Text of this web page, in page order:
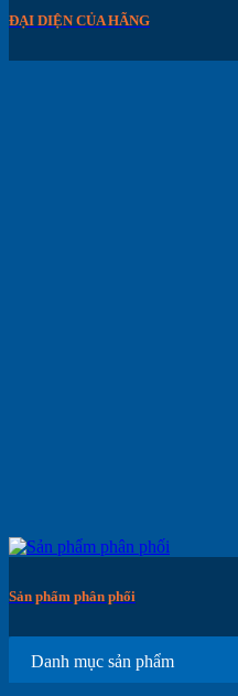
ĐẠI DIỆN CỦA HÃNG
Sản phẩm phân phối
Danh mục sản phẩm